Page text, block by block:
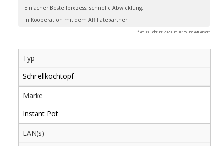
Einfacher Bestellprozess, schnelle Abwicklung.
In Kooperation mit dem Affiliatepartner
* am 18. Februar 2020 um 10:25 Uhr aktualisiert
Typ
Schnellkochtopf
Marke
Instant Pot
EAN(s)